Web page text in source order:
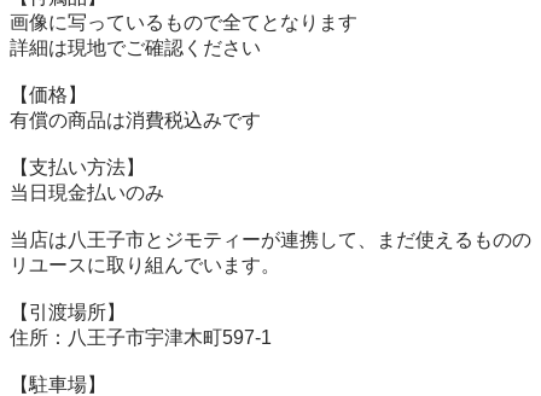
画像に写っているもので全てとなります
詳細は現地でご確認ください
【価格】
有償の商品は消費税込みです
【⽀払い⽅法】
当⽇現⾦払いのみ
当店は八王子市とジモティーが連携して、まだ使えるものの
リユースに取り組んでいます。
【引渡場所】
住所：八王子市宇津木町597-1
【駐⾞場】